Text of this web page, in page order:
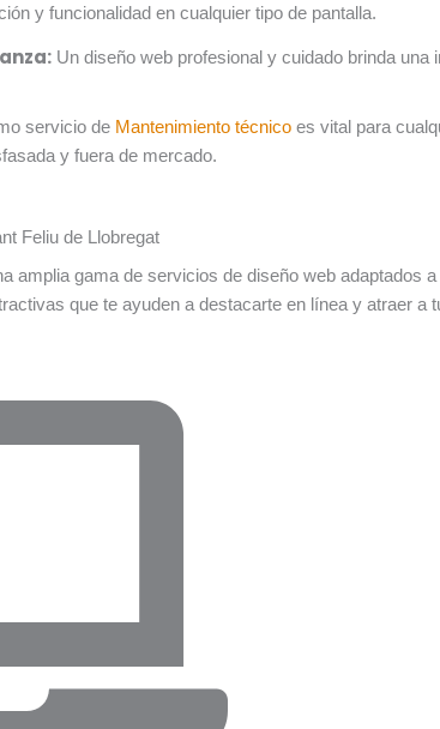
y funcionalidad en cualquier tipo de pantalla.
Un diseño web profesional y cuidado brinda
servicio de Mantenimiento técnico es vital para
y fuera de mercado.
Feliu de Llobregat
amplia gama de servicios de diseño web adaptados
que te ayuden a destacarte en línea y atraer a